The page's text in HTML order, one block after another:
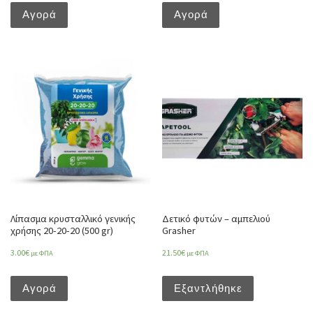
Αγορά Αγορά
Λίπασμα κρυσταλλικό γενικής
χρήσης 20-20-20 (500 gr)
3.00€ με ΦΠΑ
Αγορά
Δετικό φυτών – αμπελιού
Grasher
21.50€ με ΦΠΑ
Εξαντλήθηκε